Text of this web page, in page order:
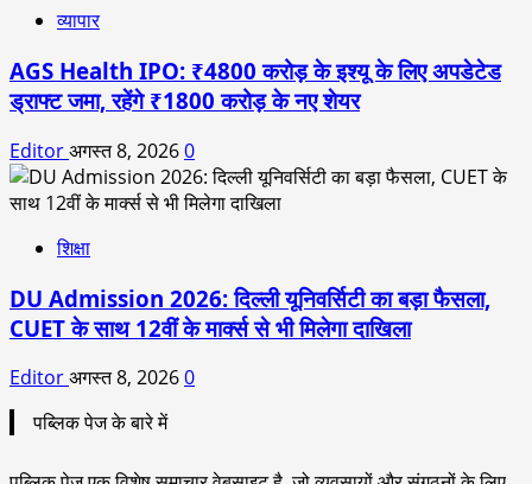
व्यापार
AGS Health IPO: ₹4800 करोड़ के इश्यू के लिए अपडेटेड
ड्राफ्ट जमा, रहेंगे ₹1800 करोड़ के नए शेयर
Editorअगस्त 8, 20260
शिक्षा
DU Admission 2026: दिल्ली यूनिवर्सिटी का बड़ा फैसला,
CUET के साथ 12वीं के मार्क्स से भी मिलेगा दाखिला
Editorअगस्त 8, 20260
पब्लिक पेज के बारे में